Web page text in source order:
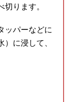
ります。
ッパーなどに
に浸して、